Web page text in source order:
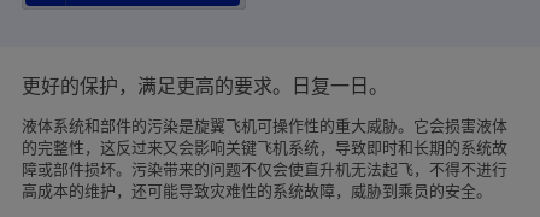
更好的保护，满足更高的要求。日复一日。
液体系统和部件的污染是旋翼飞机可操作性的重大威胁。它会损害液体
的完整性，这反过来又会影响关键飞机系统，导致即时和长期的系统故
障或部件损坏。污染带来的问题不仅会使直升机无法起飞，不得不进行
高成本的维护，还可能导致灾难性的系统故障，威胁到乘员的安全。